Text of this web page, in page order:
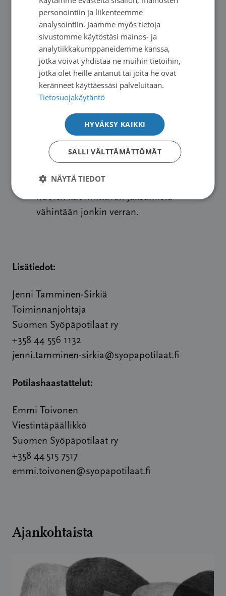
Kyselyn keskeiset havainnot
45 % kokee nykyisten asiakasmaksujen
rasittavan talouttaan paljon tai erittäin
paljon.
Vain 4 % kertoo, etteivät maksut kuormita
43 % on turvautunut säästöihin
sairauden kustannusten kattamiseksi.
25 % on tinkinyt ruoasta tai muista
69 % kokee asiakasmaksuista koituvan
huolen kuormittavan jaksamista
vähintään jonkin verran.
Lisätiedot:
Jenni Tamminen-Sirkiä
Toiminnanjohtaja
Suomen Syöpäpotilaat ry
+358 44 556 1132
jenni.tamminen-sirkia@syopapotilaat.fi
Potilashaastattelut:
Emmi Toivonen
Viestintäpäällikkö
Suomen Syöpäpotilaat ry
+358 44 515 7517
emmi.toivonen@syopapotilaat.fi
Ajankohtaista
SWEDISH
personointiin ja liikenteemme
analysointiin. Jaamme myös tietoja
sivustomme käytöstäsi mainos- ja
analytiikkakumppaneidemme kanssa,
jotka voivat yhdistää ne muihin tietoihin,
jotka olet heille antanut tai joita he ovat
keränneet käyttäessäsi palveluitaan.
Tietosuojakäytäntö
HYVÄKSY KAIKKI
SALLI VÄLTTÄMÄTTÖMÄT
NÄYTÄ TIEDOT